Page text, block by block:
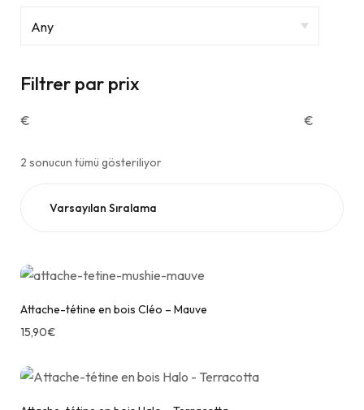
Filtrer par prix
€ €
2 sonucun tümü gösteriliyor
Attache-tétine en bois Cléo – Mauve
15,90€